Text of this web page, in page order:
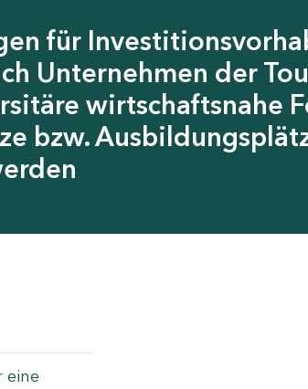
für
Unternehmen der
wirtschaftsnahe
bzw.
eine